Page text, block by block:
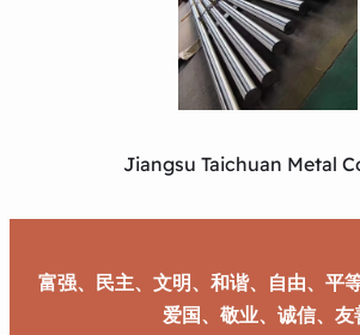
Jiangsu Taichuan Metal
富强、民主、文明、和谐、自由、平
爱国、敬业、诚信、友